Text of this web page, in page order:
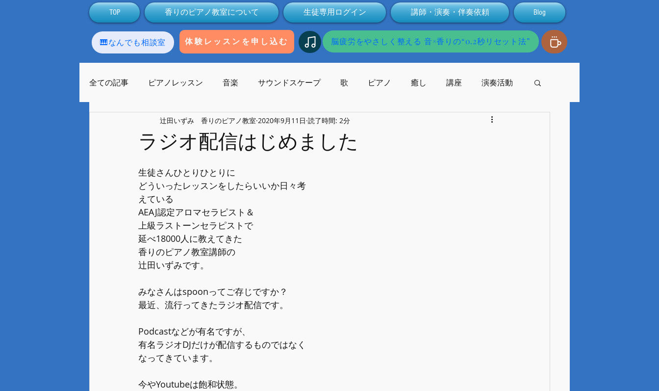
TOP 香りのピアノ教室について 生徒専用ログイン 講師・演奏・伴奏依頼 Blog
🎹なんでも相談室 体験レッスンを申し込む 脳疲労をやさしく整える 音×香りの“0.2秒リセット法”
全ての記事 ピアノレッスン 音楽 サウンドスケープ 歌 ピアノ 癒し 講座 演奏活動
アロマテラピー 生徒 歌碑 作曲 コンサート 作曲家
ライブ配信 Facebook
ラジオ配信はじめました
辻田いずみ 香りのピアノ教室 2020年9月11日 読了時間: 2分
生徒さんひとりひとりに
どういったレッスンをしたらいいか日々考
えている
AEAJ認定アロマセラピスト＆
上級ラストーンセラピストで
延べ18000人に教えてきた
香りのピアノ教室講師の
辻田いずみです。
みなさんはspoonってご存じですか？
最近、流行ってきたラジオ配信です。
Podcastなどが有名ですが、
有名ラジオDJだけが配信するものではなく
なってきています。
今やYoutubeは飽和状態。